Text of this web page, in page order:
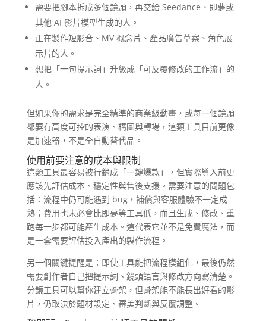
需要把腳本拆成多個鏡頭，再交給 Seedance、即夢或
其他 AI 影片模型生成的人。
正在製作短影音、MV 概念片、產品廣告草案、角色展
示片的人。
想把「一句提示詞」升級成「可反覆修改的工作流」的
人。
但如果你的需求是完全精準的商業級動畫，或每一個鏡頭
都要有高度可控的表演、構圖與轉場，這類工具目前更像
是加速器，不是全自動替代品。
使用前要注意的成本與限制
這類工具最容易被行銷成「一鍵爆款」，但實際導入前更
應該先評估成本、穩定性與售後支援。需要注意的問題包
括：流程中仍可能遇到 bug，補償與客服體驗不一定成
熟；費用也未必會比即夢等工具低，而且生成、修改、重
跑每一步都可能產生成本。這代表它並不是免費魔法，而
是一套需要評估投入產出的製作流程。
另一個關鍵提醒是：即使工具能把流程模組化，最後仍然
需要創作者自己把提示詞、鏡頭語言與修改方向寫清楚。
分鏡工具可以幫你建立骨架，但骨架能不能長出好看的影
片，仍取決於題材設定、審美判斷與反覆調整。